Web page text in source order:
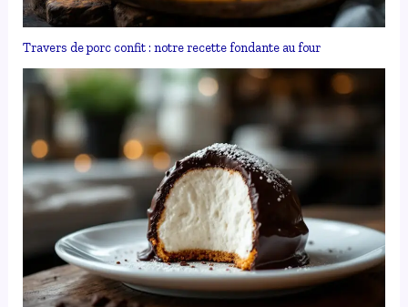
Travers de porc confit : notre recette fondante au four